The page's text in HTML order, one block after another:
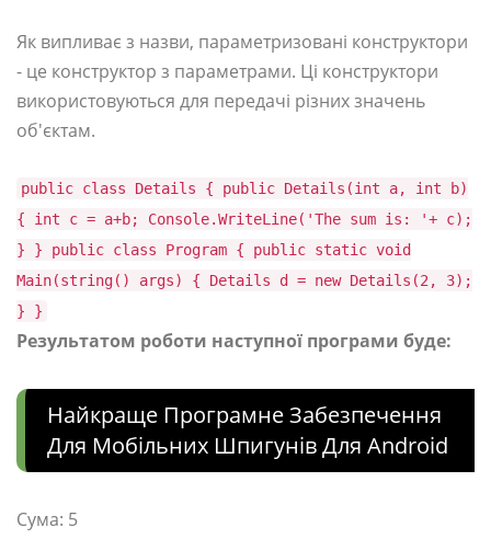
Як випливає з назви, параметризовані конструктори
- це конструктор з параметрами. Ці конструктори
використовуються для передачі різних значень
об'єктам.
public class Details { public Details(int a, int b)
{ int c = a+b; Console.WriteLine('The sum is: '+ c);
} } public class Program { public static void
Main(string() args) { Details d = new Details(2, 3);
} }
Результатом роботи наступної програми буде:
Найкраще Програмне Забезпечення
Для Мобільних Шпигунів Для Android
Сума: 5